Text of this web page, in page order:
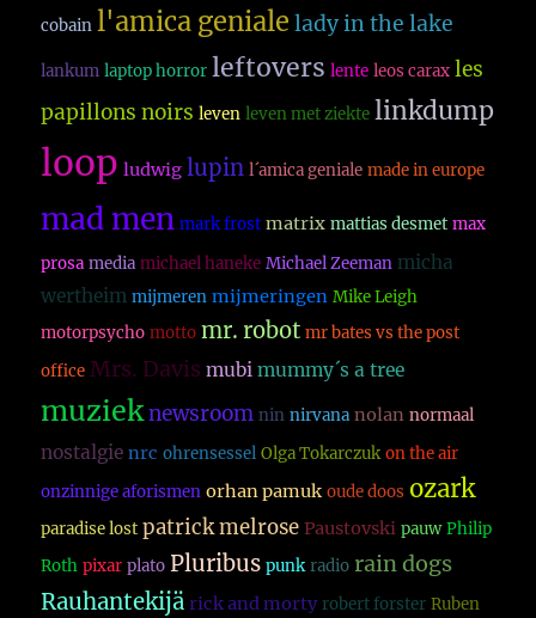
cobain l'amica geniale lady in the lake
lankum laptop horror leftovers lente leos carax les
papillons noirs leven leven met ziekte linkdump
loop ludwig lupin l´amica geniale made in europe
mad men mark frost matrix mattias desmet max
prosa media michael haneke Michael Zeeman micha
wertheim mijmeren mijmeringen Mike Leigh
motorpsycho motto mr. robot mr bates vs the post
office Mrs. Davis mubi mummy´s a tree
muzieknewsroom nin nirvana nolan normaal
nostalgie nrc ohrensessel Olga Tokarczuk on the air
onzinnige aforismen orhan pamuk oude doos ozark
paradise lost patrick melrose Paustovski pauw Philip
Roth pixar plato Pluribus punk radio rain dogs
Rauhantekijä rick and morty robert forster Ruben